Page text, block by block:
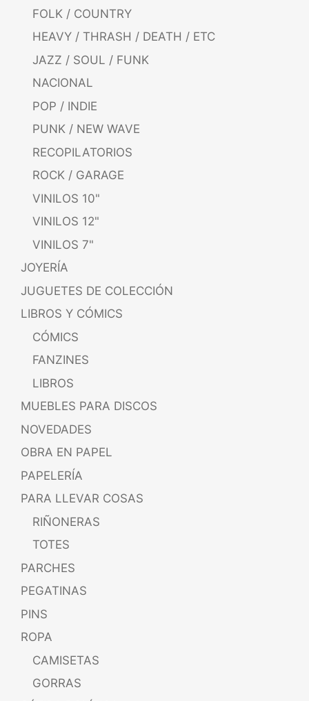
FOLK / COUNTRY
HEAVY / THRASH / DEATH / ETC
JAZZ / SOUL / FUNK
NACIONAL
POP / INDIE
PUNK / NEW WAVE
RECOPILATORIOS
ROCK / GARAGE
VINILOS 10"
VINILOS 12"
VINILOS 7"
JOYERÍA
JUGUETES DE COLECCIÓN
LIBROS Y CÓMICS
CÓMICS
FANZINES
LIBROS
MUEBLES PARA DISCOS
NOVEDADES
OBRA EN PAPEL
PAPELERÍA
PARA LLEVAR COSAS
RIÑONERAS
TOTES
PARCHES
PEGATINAS
PINS
ROPA
CAMISETAS
GORRAS